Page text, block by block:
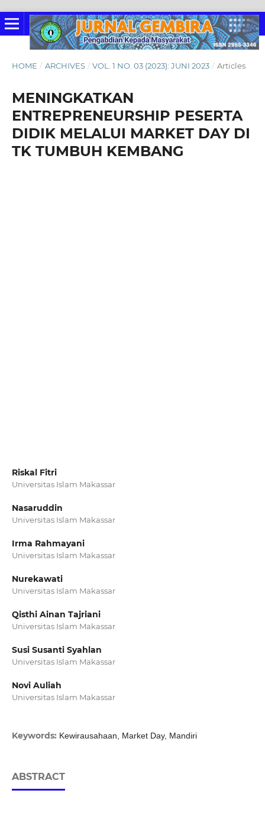
HOME / ARCHIVES / VOL. 1 NO. 03 (2023): JUNI 2023 / Articles
MENINGKATKAN
ENTREPRENEURSHIP PESERTA
DIDIK MELALUI MARKET DAY DI
TK TUMBUH KEMBANG
Riskal Fitri
Universitas Islam Makassar
Nasaruddin
Universitas Islam Makassar
Irma Rahmayani
Universitas Islam Makassar
Nurekawati
Universitas Islam Makassar
Qisthi Ainan Tajriani
Universitas Islam Makassar
Susi Susanti Syahlan
Universitas Islam Makassar
Novi Auliah
Universitas Islam Makassar
Keywords: Kewirausahaan, Market Day, Mandiri
ABSTRACT